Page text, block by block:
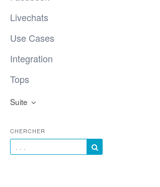
Livechats
Use Cases
Integration
Tops
Suite
CHERCHER